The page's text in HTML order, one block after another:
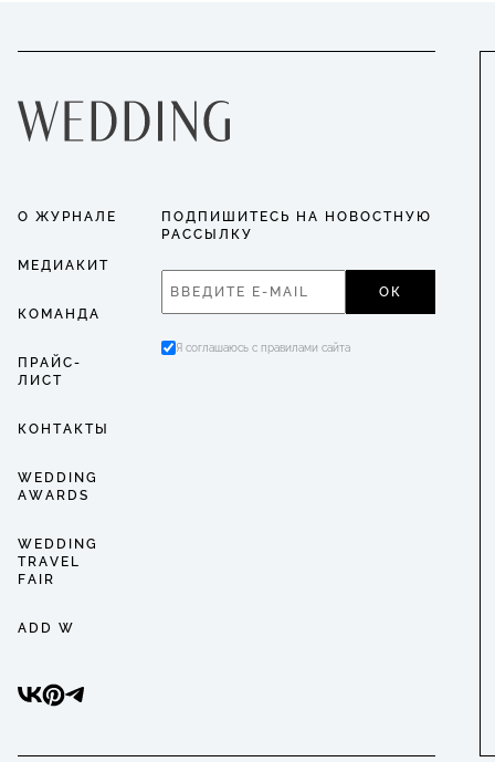
О ЖУРНАЛЕ
МЕДИАКИТ
КОМАНДА
ПРАЙС-
ЛИСТ
КОНТАКТЫ
WEDDING
AWARDS
WEDDING
TRAVEL
FAIR
ADD W
ПОДПИШИТЕСЬ НА НОВОСТНУЮ
РАССЫЛКУ
ОК
Я соглашаюсь с правилами сайта